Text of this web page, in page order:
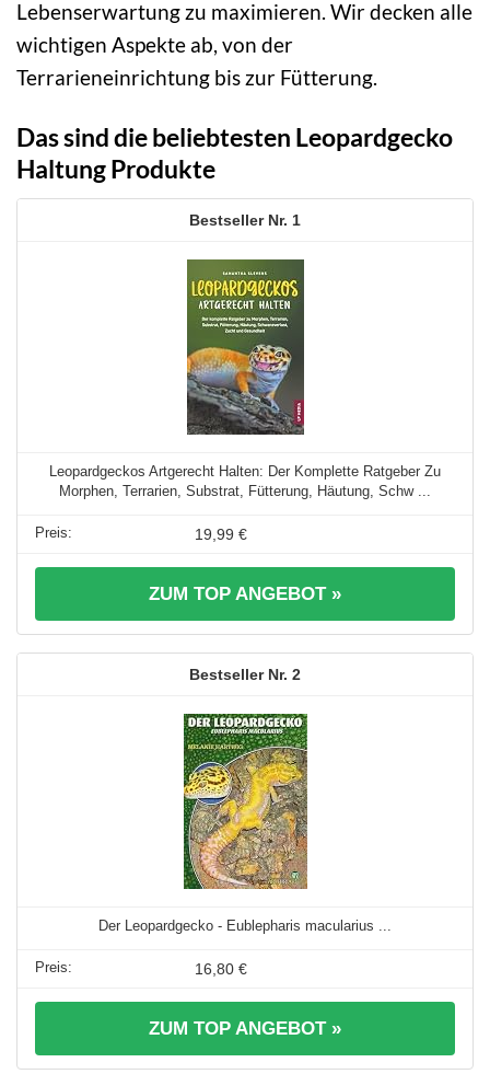
Lebenserwartung zu maximieren. Wir decken alle
wichtigen Aspekte ab, von der
Terrarieneinrichtung bis zur Fütterung.
Das sind die beliebtesten Leopardgecko
Haltung Produkte
1
Leopardgeckos Artgerecht Halten: Der Komplette Ratgeber Zu
Morphen, Terrarien, Substrat, Fütterung, Häutung, Schw ...
19,99 €
ZUM TOP ANGEBOT »
2
Der Leopardgecko - Eublepharis macularius ...
16,80 €
ZUM TOP ANGEBOT »